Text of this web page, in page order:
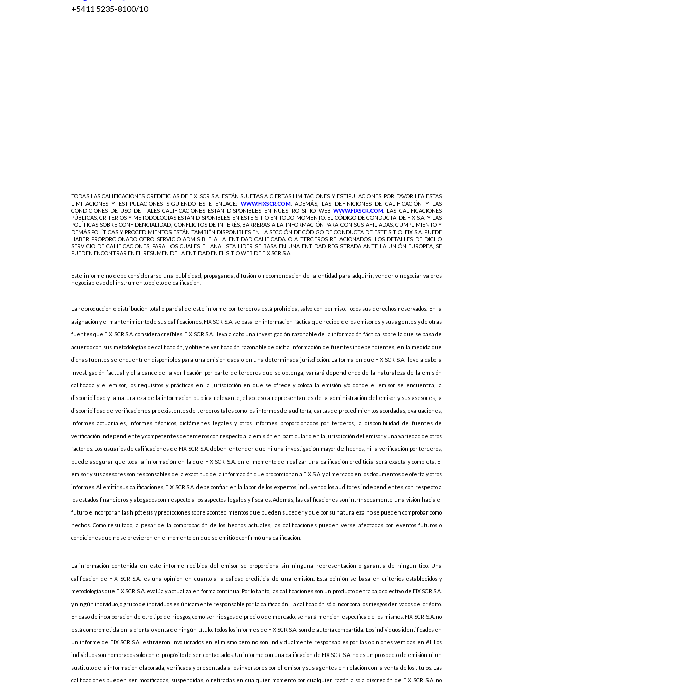
+5411 5235-8100/10
TODAS LAS CALIFICACIONES CREDITICIAS DE FIX SCR S.A. ESTÁN SUJETAS A CIERTAS LIMITACIONES Y ESTIPULACIONES. POR FAVOR LEA ESTAS
LIMITACIONES Y ESTIPULACIONES SIGUIENDO ESTE ENLACE: WWW.FIXSCR.COM . ADEMÁS, LAS DEFINICIONES DE CALIFICACIÓN Y LAS
CONDICIONES DE USO DE TALES CALIFICACIONES ESTÁN DISPONIBLES EN NUESTRO SITIO WEB WWW.FIXSCR.COM
LAS CALIFICACIONES
PÚBLICAS, CRITERIOS Y METODOLOGÍAS ESTÁN DISPONIBLES EN ESTE SITIO EN TODO MOMENTO. EL CÓDIGO DE CONDUCTA DE FIX S.A. Y LAS
POLÍTICAS SOBRE CONFIDENCIALIDAD, CONFLICTOS DE INTERÉS, BARRERAS A LA INFORMACIÓN PARA CON SUS AFILIADAS, CUMPLIMIENTO Y
DEMÁS POLÍTICAS Y PROCEDIMIENTOS ESTÁN TAMBIÉN DISPONIBLES EN LA SECCIÓN DE CÓDIGO DE CONDUCTA DE ESTE SITIO. FIX S.A. PUEDE
HABER PROPORCIONADO OTRO SERVICIO ADMISIBLE A LA ENTIDAD CALIFICADA O A TERCEROS RELACIONADOS. LOS DETALLES DE DICHO
SERVICIO DE CALIFICACIONES, PARA LOS CUALES EL ANALISTA LIDER SE BASA EN UNA ENTIDAD REGISTRADA ANTE LA UNIÓN EUROPEA, SE
PUEDEN ENCONTRAR EN EL RESUMEN DE LA ENTIDAD EN EL SITIO WEB DE FIX SCR S.A.
Este informe no debe considerarse una publicidad, propaganda, difusión o recomendación de la entidad para adquirir, vender o negociar valores
negociables o del instrumento objeto de calificación.
La reproducción o distribución total o parcial de este informe por terceros está prohibida, salvo con permiso. Todos sus derechos reservados. En la
asignación y el mantenimiento de sus calificaciones, FIX SCR S.A. se basa en información fáctica que recibe de los emisores y sus agentes y de otras
fuentes que FIX SCR S.A. considera creíbles. FIX SCR S.A. lleva a cabo una investigación razonable de la información fáctica sobre la que se basa de
acuerdo con sus metodologías de calificación, y obtiene verificación razonable de dicha información de fuentes independientes, en la medida que
dichas fuentes se encuentren disponibles para una emisión dada o en una determinada jurisdicción. La forma en que FIX SCR S.A. lleve a cabo la
investigación factual y el alcance de la verificación por parte de terceros que se obtenga, variará dependiendo de la naturaleza de la emisión
calificada y el emisor, los requisitos y prácticas en la jurisdicción en que se ofrece y coloca la emisión y/o donde el emisor se encuentra, la
disponibilidad y la naturaleza de la información pública relevante, el acceso a representantes de la administración del emisor y sus asesores, la
disponibilidad de verificaciones preexistentes de terceros tales como los informes de auditoría, cartas de procedimientos acordadas, evaluaciones,
informes actuariales, informes técnicos, dictámenes legales y otros informes proporcionados por terceros, la disponibilidad de fuentes de
verificación independiente y competentes de terceros con respecto a la emisión en particular o en la jurisdicción del emisor y una variedad de otros
factores. Los usuarios de calificaciones de FIX SCR S.A. deben entender que ni una investigación mayor de hechos, ni la verificación por terceros,
puede asegurar que toda la información en la que FIX SCR S.A. en el momento de realizar una calificación crediticia será exacta y completa. El
emisor y sus asesores son responsables de la exactitud de la información que proporcionan a FIX S.A. y al mercado en los documentos de oferta y otros
informes. Al emitir sus calificaciones, FIX SCR S.A. debe confiar en la labor de los expertos, incluyendo los auditores independientes, con respecto a
los estados financieros y abogados con respecto a los aspectos legales y fiscales. Además, las calificaciones son intrínsecamente una visión hacia el
futuro e incorporan las hipótesis y predicciones sobre acontecimientos que pueden suceder y que por su naturaleza no se pueden comprobar como
hechos. Como resultado, a pesar de la comprobación de los hechos actuales, las calificaciones pueden verse afectadas por eventos futuros o
condiciones que no se previeron en el momento en que se emitió o confirmó una calificación.
La información contenida en este informe recibida del emisor se proporciona sin ninguna representación o garantía de ningún tipo. Una
calificación de FIX SCR S.A. es una opinión en cuanto a la calidad crediticia de una emisión. Esta opinión se basa en criterios establecidos y
metodologías que FIX SCR S.A. evalúa y actualiza en forma continua. Por lo tanto, las calificaciones son un producto de trabajo colectivo de FIX SCR S.A.
y ningún individuo, o grupo de individuos es únicamente responsable por la calificación. La calificación sólo incorpora los riesgos derivados del crédito.
En caso de incorporación de otro tipo de riesgos, como ser riesgos de precio o de mercado, se hará mención específica de los mismos. FIX SCR S.A. no
está comprometida en la oferta o venta de ningún título. Todos los informes de FIX SCR S.A. son de autoría compartida. Los individuos identificados en
un informe de FIX SCR S.A. estuvieron involucrados en el mismo pero no son individualmente responsables por las opiniones vertidas en él. Los
individuos son nombrados solo con el propósito de ser contactados. Un informe con una calificación de FIX SCR S.A. no es un prospecto de emisión ni un
sustituto de la información elaborada, verificada y presentada a los inversores por el emisor y sus agentes en relación con la venta de los títulos. Las
calificaciones pueden ser modificadas, suspendidas, o retiradas en cualquier momento por cualquier razón a sola discreción de FIX SCR S.A. no